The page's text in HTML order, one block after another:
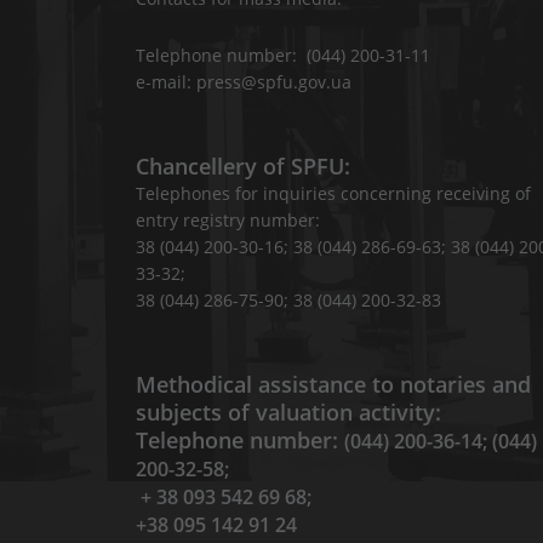
Telephone number: (044) 200-31-11
e-mail: press@spfu.gov.ua
Chancellery of SPFU:
Telephones for inquiries concerning receiving of
entry registry number:
38 (044) 200-30-16; 38 (044) 286-69-63; 38 (044)
33-32;
38 (044) 286-75-90; 38 (044) 200-32-83
Methodical assistance to notaries and
subjects of valuation activity:
Telephone number: (044) 200-36-14; (044)
200-32-58;
+ 38 093 542 69 68;
+38 095 142 91 24